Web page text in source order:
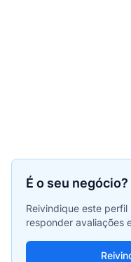
É o seu negócio?
Reivindique este
responder avaliações